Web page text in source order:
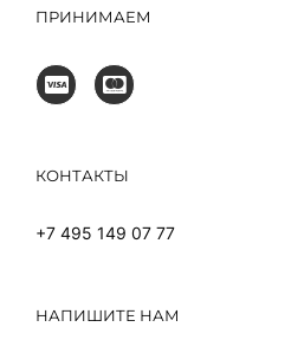
ПРИНИМАЕМ
КОНТАКТЫ
+7 495 149 07 77
НАПИШИТЕ НАМ